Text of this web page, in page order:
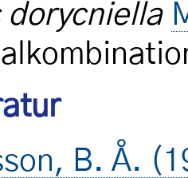
dorycniella
B. Å.